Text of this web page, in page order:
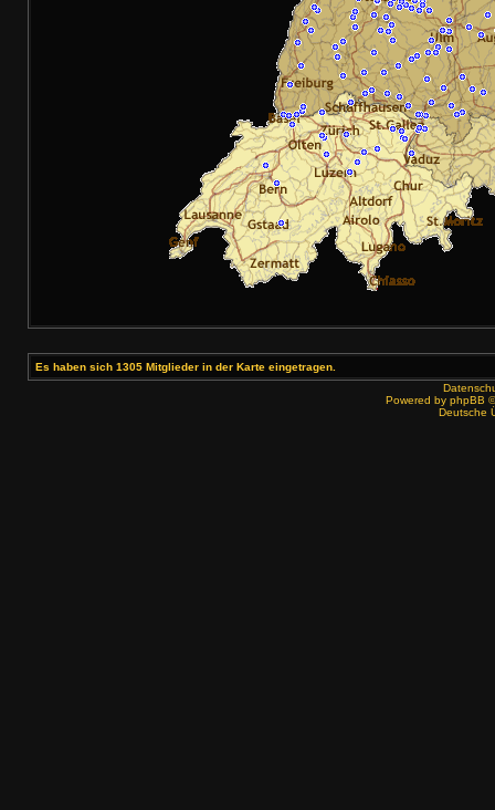
Es haben sich 1305 Mitglieder in der Karte eingetragen.
Powered by phpBB
Deutsche